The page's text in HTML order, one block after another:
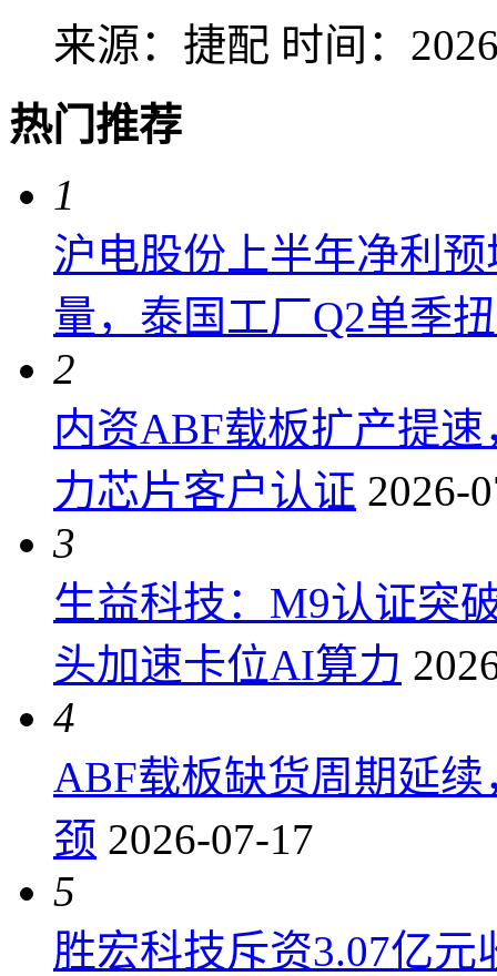
来源：捷配 时间：
热门推荐
1
沪电股份上半年净利
量，泰国工厂Q2单季
2
内资ABF载板扩产提
力芯片客户认证 2026-
3
生益科技：M9认证突
头加速卡位AI算力
4
ABF载板缺货周期延
颈 2026-07-17
5
胜宏科技斥资3.07亿